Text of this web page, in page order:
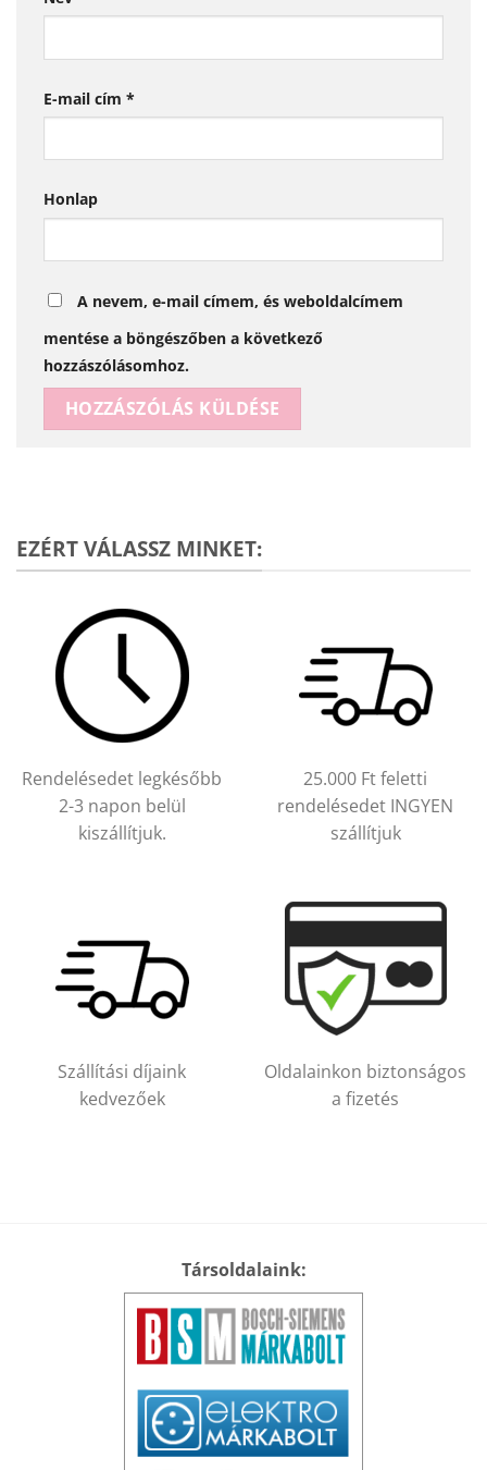
E-mail cím *
Honlap
A nevem, e-mail címem, és weboldalcímem
mentése a böngészőben a következő
hozzászólásomhoz.
EZÉRT VÁLASSZ MINKET:
Rendelésedet legkésőbb
2-3 napon belül
kiszállítjuk.
25.000 Ft feletti
rendelésedet INGYEN
szállítjuk
Szállítási díjaink
kedvezőek
Oldalainkon biztonságos
a fizetés
Társoldalaink: